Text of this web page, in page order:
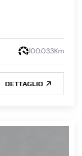
100.033Km
DETTAGLIO